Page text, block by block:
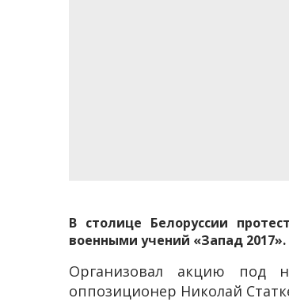
В столице Белоруссии
военными учений «Запад 2017».
Организовал акцию под
оппозиционер Николай